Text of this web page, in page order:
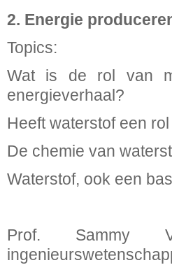
2. Energie
Topics:
Wat is de rol van
energieverhaal?
Heeft waterstof een
De chemie van
Waterstof, ook een
Prof. Sammy